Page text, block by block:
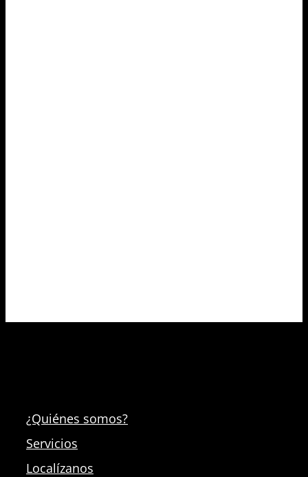
¿Quiénes somos?
Servicios
Localízanos